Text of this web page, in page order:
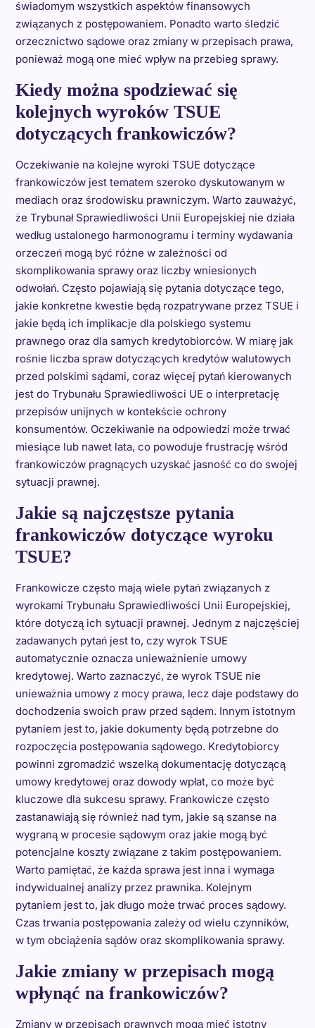
świadomym wszystkich aspektów finansowych
związanych z postępowaniem. Ponadto warto śledzić
orzecznictwo sądowe oraz zmiany w przepisach prawa,
ponieważ mogą one mieć wpływ na przebieg sprawy.
Kiedy można spodziewać się
kolejnych wyroków TSUE
dotyczących frankowiczów?
Oczekiwanie na kolejne wyroki TSUE dotyczące
frankowiczów jest tematem szeroko dyskutowanym w
mediach oraz środowisku prawniczym. Warto zauważyć,
że Trybunał Sprawiedliwości Unii Europejskiej nie działa
według ustalonego harmonogramu i terminy wydawania
orzeczeń mogą być różne w zależności od
skomplikowania sprawy oraz liczby wniesionych
odwołań. Często pojawiają się pytania dotyczące tego,
jakie konkretne kwestie będą rozpatrywane przez TSUE i
jakie będą ich implikacje dla polskiego systemu
prawnego oraz dla samych kredytobiorców. W miarę jak
rośnie liczba spraw dotyczących kredytów walutowych
przed polskimi sądami, coraz więcej pytań kierowanych
jest do Trybunału Sprawiedliwości UE o interpretację
przepisów unijnych w kontekście ochrony
konsumentów. Oczekiwanie na odpowiedzi może trwać
miesiące lub nawet lata, co powoduje frustrację wśród
frankowiczów pragnących uzyskać jasność co do swojej
sytuacji prawnej.
Jakie są najczęstsze pytania
frankowiczów dotyczące wyroku
TSUE?
Frankowicze często mają wiele pytań związanych z
wyrokami Trybunału Sprawiedliwości Unii Europejskiej,
które dotyczą ich sytuacji prawnej. Jednym z najczęściej
zadawanych pytań jest to, czy wyrok TSUE
automatycznie oznacza unieważnienie umowy
kredytowej. Warto zaznaczyć, że wyrok TSUE nie
unieważnia umowy z mocy prawa, lecz daje podstawy do
dochodzenia swoich praw przed sądem. Innym istotnym
pytaniem jest to, jakie dokumenty będą potrzebne do
rozpoczęcia postępowania sądowego. Kredytobiorcy
powinni zgromadzić wszelką dokumentację dotyczącą
umowy kredytowej oraz dowody wpłat, co może być
kluczowe dla sukcesu sprawy. Frankowicze często
zastanawiają się również nad tym, jakie są szanse na
wygraną w procesie sądowym oraz jakie mogą być
potencjalne koszty związane z takim postępowaniem.
Warto pamiętać, że każda sprawa jest inna i wymaga
indywidualnej analizy przez prawnika. Kolejnym
pytaniem jest to, jak długo może trwać proces sądowy.
Czas trwania postępowania zależy od wielu czynników,
w tym obciążenia sądów oraz skomplikowania sprawy.
Jakie zmiany w przepisach mogą
wpłynąć na frankowiczów?
Zmiany w przepisach prawnych mogą mieć istotny